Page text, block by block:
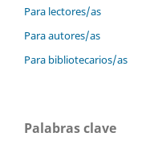
Para lectores/as
Para autores/as
Para bibliotecarios/as
Palabras clave